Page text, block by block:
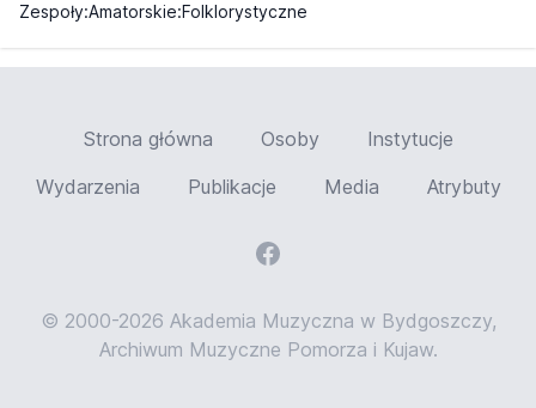
Zespoły:Amatorskie:Folklorystyczne
Strona główna Osoby
Instytucje
Wydarzenia
Publikacje Media Atrybuty
© 2000-2026 Akademia Muzyczna w Bydgoszczy,
Archiwum Muzyczne Pomorza i Kujaw.